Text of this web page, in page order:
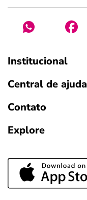
Institucional
Central de ajuda
Contato
Explore